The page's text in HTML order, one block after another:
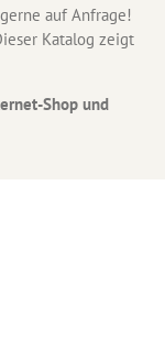
auf Anfrage!
Katalog zeigt
Shop und